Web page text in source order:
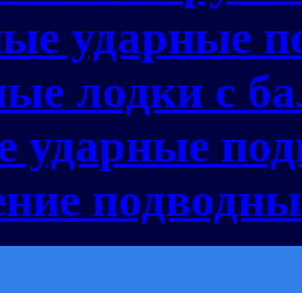
ударные
лодки с
ударные